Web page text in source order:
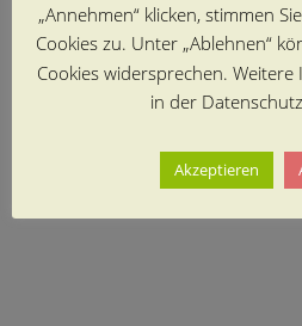
„Annehmen“ klicken, stimmen
Cookies zu. Unter „Ablehnen“
Cookies widersprechen.
in der
Akzeptieren